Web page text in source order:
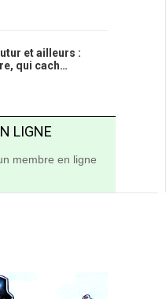
et ailleurs :
qui cach…
LIGNE
membre en ligne